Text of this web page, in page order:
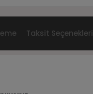
Taksit Seçenekleri